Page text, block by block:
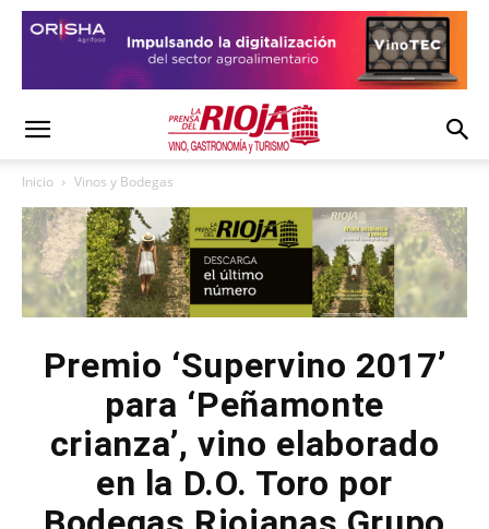
Inicio Vinos y Bodegas
Premio ‘Supervino 2017’
para ‘Peñamonte
crianza’, vino elaborado
en la D.O. Toro por